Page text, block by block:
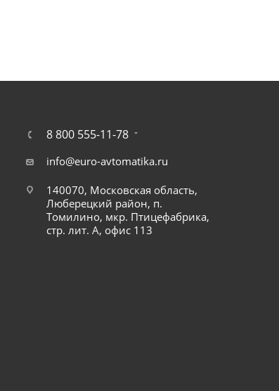
8 800 555-11-78
info@euro-avtomatika.ru
140070, Московская область,
Люберецкий район, п.
Томилино, мкр. Птицефабрика,
стр. лит. А, офис 113